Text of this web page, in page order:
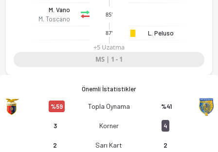
US Casertana 1908 - ASD Giugliano Calcio 1928 1-1 bitti.
M. Vano
M. Toscano
85'
87' L. Peluso
+5 Uzatma
MS | 1 - 1
Önemli İstatistikler
%59 Topla Oynama %41
3 Korner 4
2 Sarı Kart 2